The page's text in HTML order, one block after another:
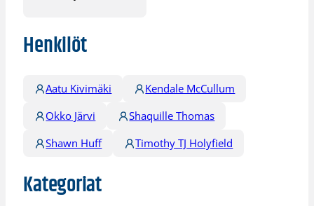
Henkilöt
Aatu Kivimäki
Kendale McCullum
Okko Järvi
Shaquille Thomas
Shawn Huff
Timothy TJ Holyfield
Kategoriat